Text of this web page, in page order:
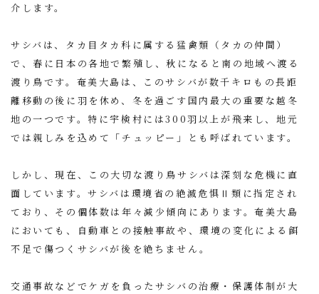
介します。
サシバは、タカ目タカ科に属する猛禽類（タカの仲間）
で、春に日本の各地で繁殖し、秋になると南の地域へ渡る
渡り鳥です。奄美大島は、このサシバが数千キロもの長距
離移動の後に羽を休め、冬を過ごす国内最大の重要な越冬
地の一つです。特に宇検村には300羽以上が飛来し、地元
では親しみを込めて「チュッピー」とも呼ばれています。
しかし、現在、この大切な渡り鳥サシバは深刻な危機に直
面しています。サシバは環境省の絶滅危惧Ⅱ類に指定され
ており、その個体数は年々減少傾向にあります。奄美大島
においても、自動車との接触事故や、環境の変化による餌
不足で傷つくサシバが後を絶ちません。
交通事故などでケガを負ったサシバの治療・保護体制が大